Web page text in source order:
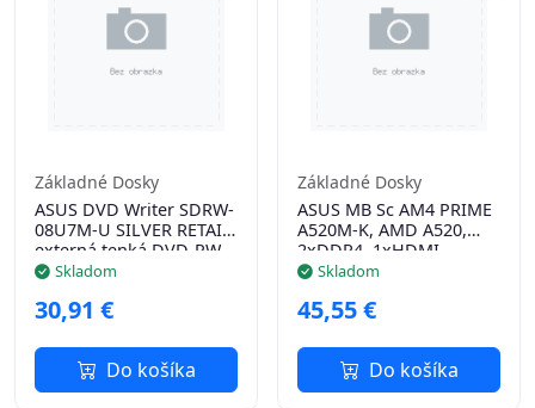
Základné Dosky
ASUS DVD Writer SDRW-
08U7M-U SILVER RETAIL,
externá tenká DVD-RW,
strieborná, USB
Skladom
30,91 €
Do košíka
Základné Dosky
ASUS MB Sc AM4 PRIME
A520M-K, AMD A520,
2xDDR4, 1xHDMI,
1xVGA, mATX
Skladom
45,55 €
Do košíka